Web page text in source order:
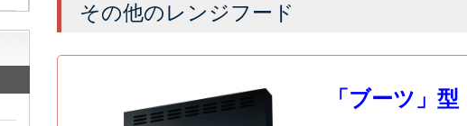
その他のレンジフード
「ブーツ」型